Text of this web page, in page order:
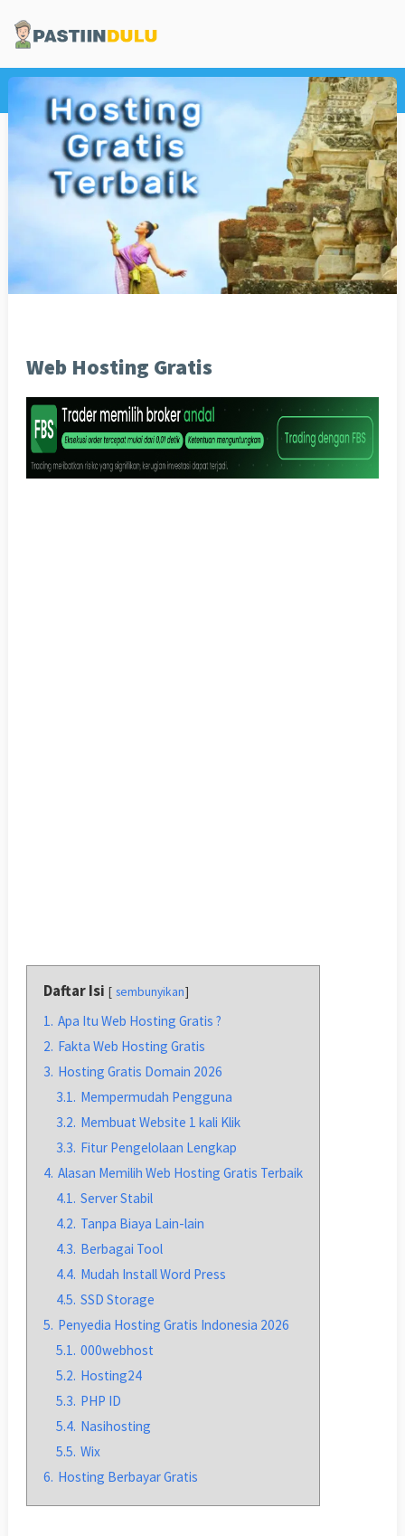
Home Internet
Web Hosting Gratis
Daftar Isi sembunyikan
1. Apa Itu Web Hosting Gratis ?
2. Fakta Web Hosting Gratis
3. Hosting Gratis Domain 2026
3.1. Mempermudah Pengguna
3.2. Membuat Website 1 kali Klik
3.3. Fitur Pengelolaan Lengkap
4. Alasan Memilih Web Hosting Gratis Terbaik
4.1. Server Stabil
4.2. Tanpa Biaya Lain-lain
4.3. Berbagai Tool
4.4. Mudah Install Word Press
4.5. SSD Storage
5. Penyedia Hosting Gratis Indonesia 2026
5.1. 000webhost
5.2. Hosting24
5.3. PHP ID
5.4. Nasihosting
5.5. Wix
6. Hosting Berbayar Gratis